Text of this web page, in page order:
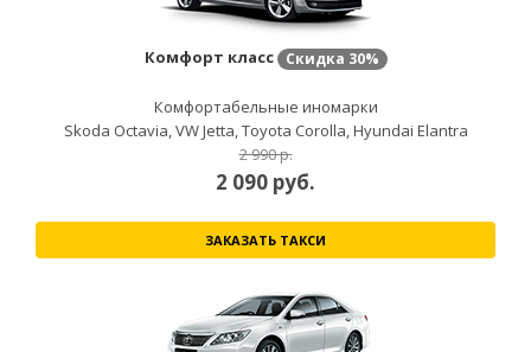
Комфорт класс Скидка 30%
Комфортабельные иномарки
Skoda Octavia, VW Jetta, Toyota Corolla, Hyundai Elantra
2 990 р.
2 090 руб.
ЗАКАЗАТЬ ТАКСИ